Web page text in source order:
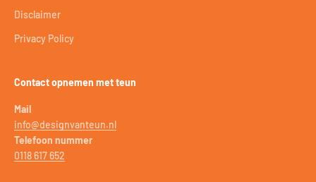
Disclaimer
Privacy Policy
Contact opnemen met teun
Mail
info@designvanteun.nl
Telefoon nummer
0118 617 652